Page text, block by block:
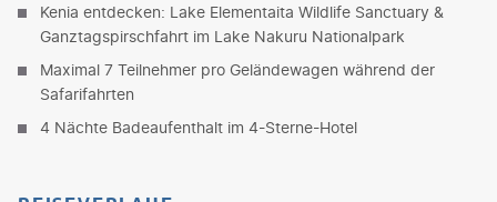
Kenia entdecken: Lake Elementaita Wildlife Sanctuary &
Ganztagspirschfahrt im Lake Nakuru Nationalpark
Maximal 7 Teilnehmer pro Geländewagen während der
Safarifahrten
4 Nächte Badeaufenthalt im 4-Sterne-Hotel